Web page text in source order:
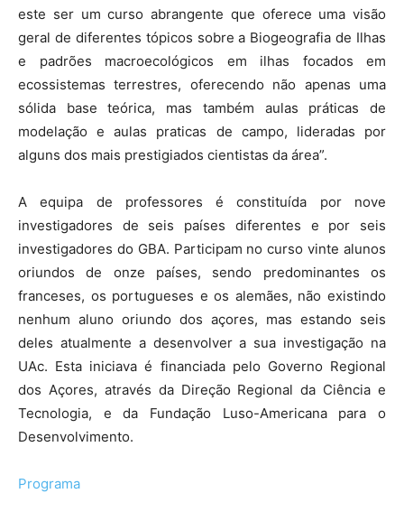
este ser um curso abrangente que oferece uma visão
geral de diferentes tópicos sobre a Biogeografia de Ilhas
e padrões macroecológicos em ilhas focados em
ecossistemas terrestres, oferecendo não apenas uma
sólida base teórica, mas também aulas práticas de
modelação e aulas praticas de campo, lideradas por
alguns dos mais prestigiados cientistas da área”.
A equipa de professores é constituída por nove
investigadores de seis países diferentes e por seis
investigadores do GBA. Participam no curso vinte alunos
oriundos de onze países, sendo predominantes os
franceses, os portugueses e os alemães, não existindo
nenhum aluno oriundo dos açores, mas estando seis
deles atualmente a desenvolver a sua investigação na
UAc. Esta iniciava é financiada pelo Governo Regional
dos Açores, através da Direção Regional da Ciência e
Tecnologia, e da Fundação Luso-Americana para o
Desenvolvimento.
Programa